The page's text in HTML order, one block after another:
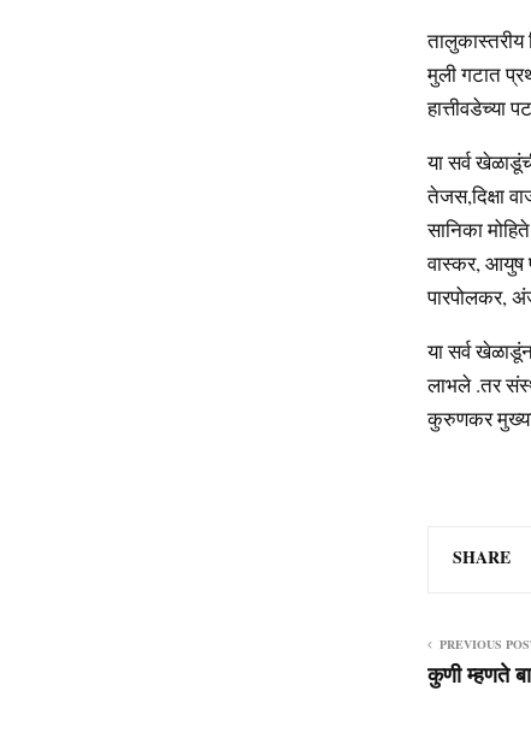
तालुकास्तरीय
मुली गटात
हात्तीवडेच्या
या सर्व
तेजस,दिक्षा
सानिका
वास्कर, आयुष
पारपोलकर,
या सर्व
लाभले .तर
कुरुणकर
SHARE
PREVIOUS
कुणी म्हणते